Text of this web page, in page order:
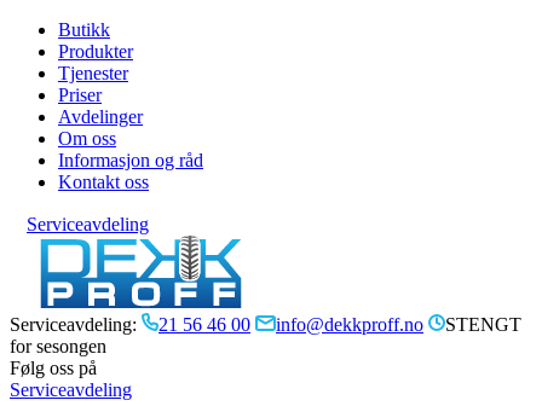
Butikk
Produkter
Tjenester
Priser
Avdelinger
Om oss
Informasjon og råd
Kontakt oss
Serviceavdeling
Serviceavdeling: 21 56 46 00 info@dekkproff.no
STENGT
for sesongen
Følg oss på
Serviceavdeling